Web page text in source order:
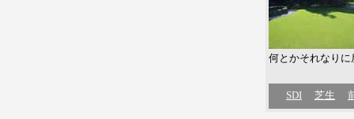
何とかそれなり
SDI 芝生